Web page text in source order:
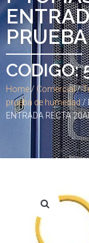
CODIGO:
Home/ Comercial/
prueba de humedad/
ENTRADA RECTA